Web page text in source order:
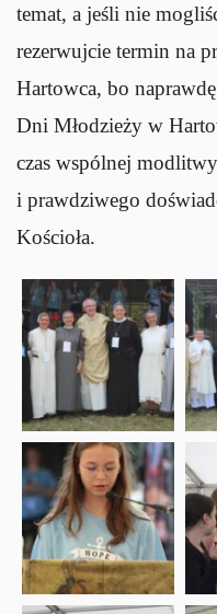
temat, a jeśli nie
rezerwujcie termin na
Hartowca, bo
Dni Młodzieży w
czas wspólnej
i prawdziwego
Kościoła.